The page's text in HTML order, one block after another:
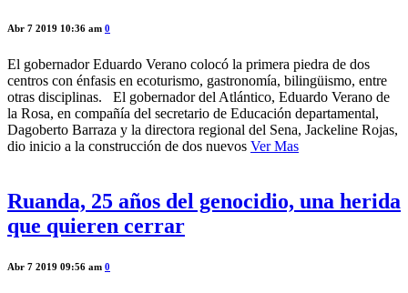
Abr 7 2019 10:36 am 0
El gobernador Eduardo Verano colocó la primera piedra de dos
centros con énfasis en ecoturismo, gastronomía, bilingüismo, entre
otras disciplinas. El gobernador del Atlántico, Eduardo Verano de
la Rosa, en compañía del secretario de Educación departamental,
Dagoberto Barraza y la directora regional del Sena, Jackeline Rojas,
dio inicio a la construcción de dos nuevos Ver Mas
Ruanda, 25 años del genocidio, una herida
que quieren cerrar
Abr 7 2019 09:56 am 0